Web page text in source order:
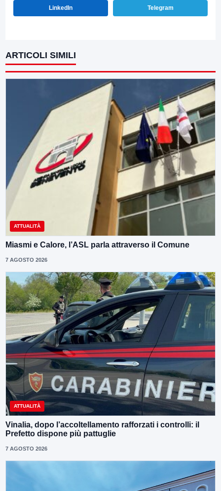
LinkedIn Telegram
ARTICOLI SIMILI
ATTUALITÀ
Miasmi e Calore, l’ASL parla attraverso il Comune
7 AGOSTO 2026
ATTUALITÀ
Vinalia, dopo l’accoltellamento rafforzati i controlli: il
Prefetto dispone più pattuglie
7 AGOSTO 2026